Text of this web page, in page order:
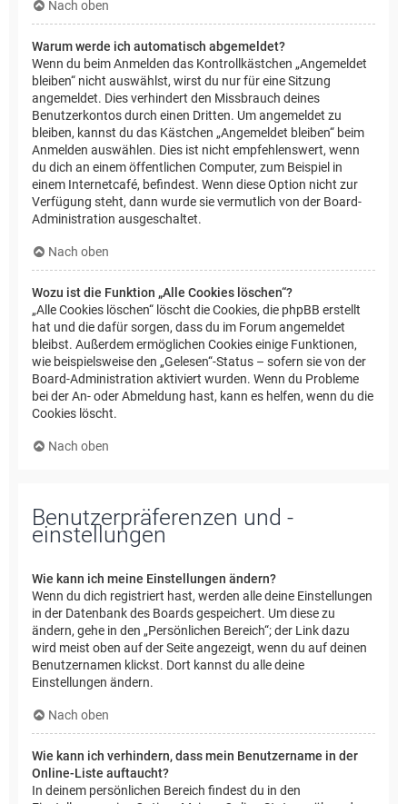
Nach oben
Warum werde ich automatisch abgemeldet?
Wenn du beim Anmelden das Kontrollkästchen „Angemeldet
bleiben“ nicht auswählst, wirst du nur für eine Sitzung
angemeldet. Dies verhindert den Missbrauch deines
Benutzerkontos durch einen Dritten. Um angemeldet zu
bleiben, kannst du das Kästchen „Angemeldet bleiben“ beim
Anmelden auswählen. Dies ist nicht empfehlenswert, wenn
du dich an einem öffentlichen Computer, zum Beispiel in
einem Internetcafé, befindest. Wenn diese Option nicht zur
Verfügung steht, dann wurde sie vermutlich von der Board-
Administration ausgeschaltet.
Nach oben
Wozu ist die Funktion „Alle Cookies löschen“?
„Alle Cookies löschen“ löscht die Cookies, die phpBB erstellt
hat und die dafür sorgen, dass du im Forum angemeldet
bleibst. Außerdem ermöglichen Cookies einige Funktionen,
wie beispielsweise den „Gelesen“-Status – sofern sie von der
Board-Administration aktiviert wurden. Wenn du Probleme
bei der An- oder Abmeldung hast, kann es helfen, wenn du die
Cookies löscht.
Nach oben
Benutzerpräferenzen und -
einstellungen
Wie kann ich meine Einstellungen ändern?
Wenn du dich registriert hast, werden alle deine Einstellungen
in der Datenbank des Boards gespeichert. Um diese zu
ändern, gehe in den „Persönlichen Bereich“; der Link dazu
wird meist oben auf der Seite angezeigt, wenn du auf deinen
Benutzernamen klickst. Dort kannst du alle deine
Einstellungen ändern.
Nach oben
Wie kann ich verhindern, dass mein Benutzername in der
Online-Liste auftaucht?
In deinem persönlichen Bereich findest du in den